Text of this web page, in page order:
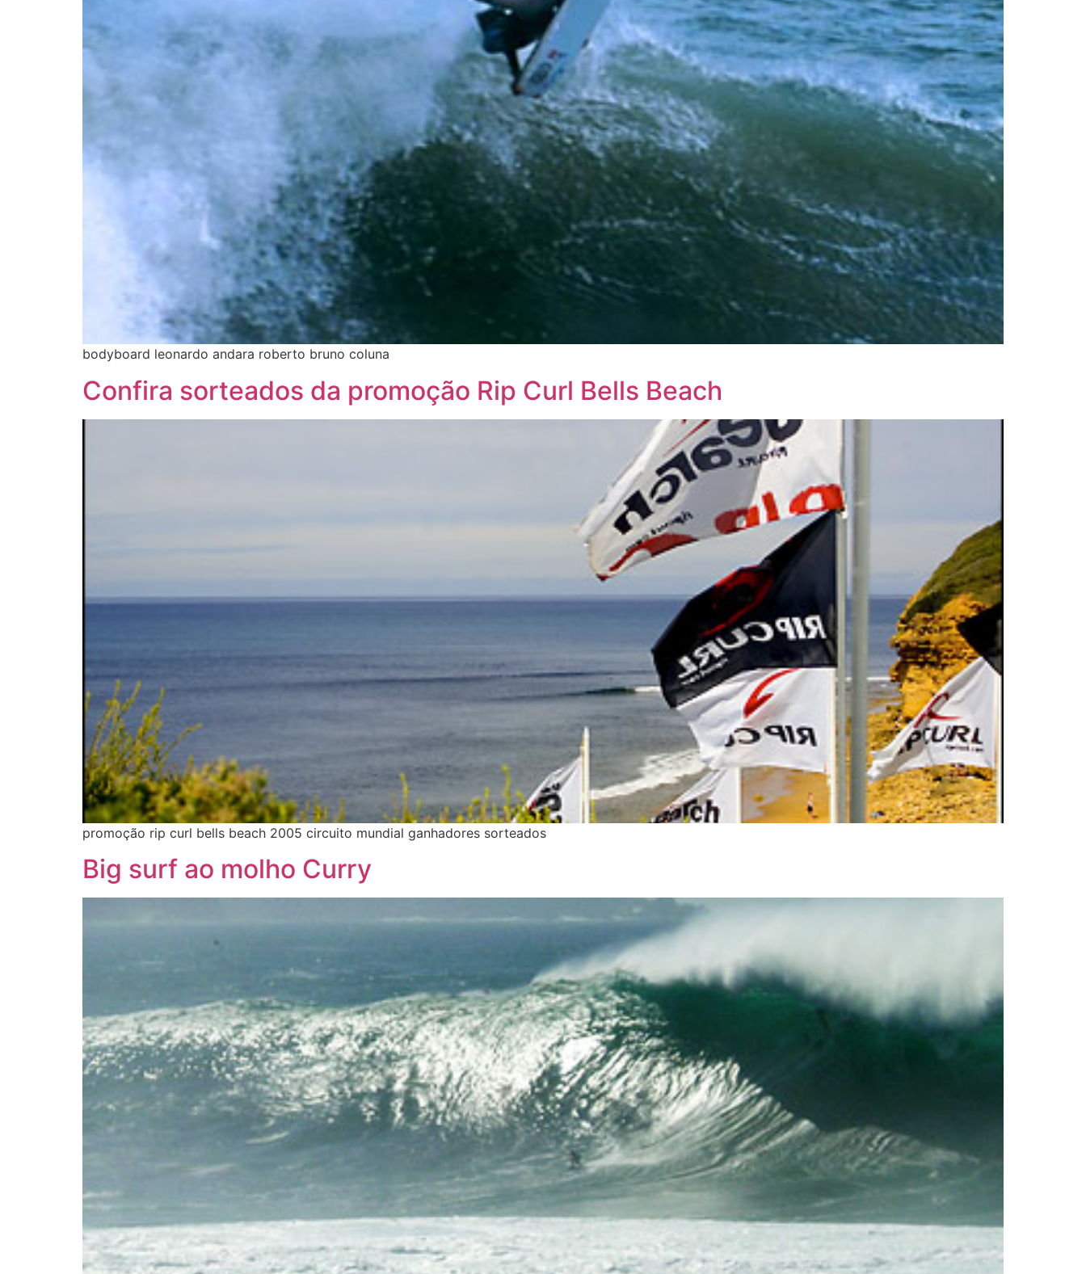
bodyboard leonardo andara roberto bruno coluna
Confira sorteados da promoção Rip Curl Bells Beach
promoção rip curl bells beach 2005 circuito mundial ganhadores sorteados
Big surf ao molho Curry